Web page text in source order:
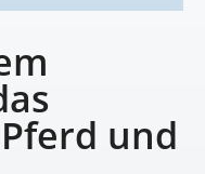
und